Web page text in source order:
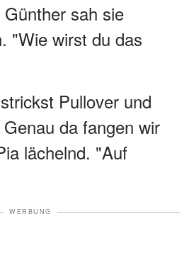
sah sie
"Wie wirst du das
Pullover und
da fangen wir
lächelnd. "Auf
WERBUNG